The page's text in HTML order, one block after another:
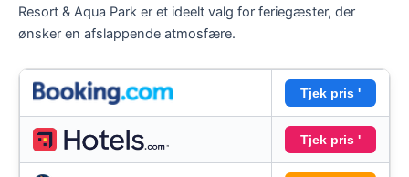
Resort & Aqua Park er et ideelt valg for feriegæster, der
ønsker en afslappende atmosfære.
Tjek pris '
Tjek pris '